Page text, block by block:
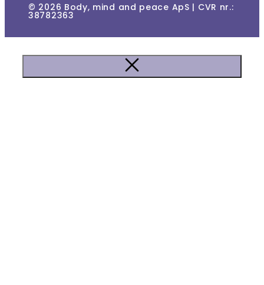
© 2026 Body, mind and peace ApS | CVR nr.:
38782363